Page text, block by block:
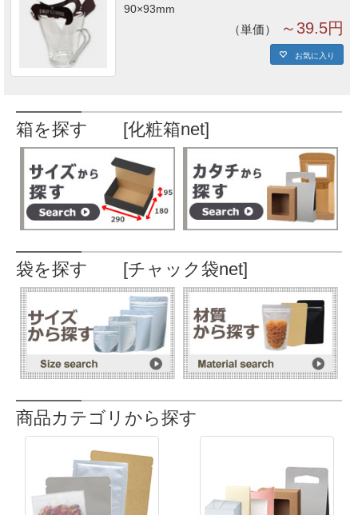
90×93mm
単価 ～39.5円
お気に入り
箱を探す [化粧箱net]
袋を探す [チャック袋net]
商品カテゴリから探す